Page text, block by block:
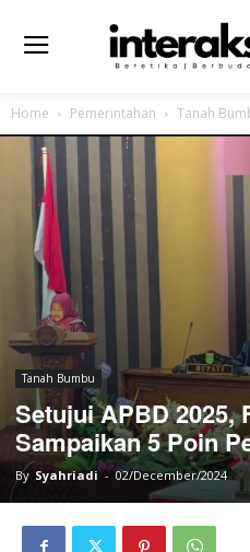
Home Pemerintahan Tanah
Tanah Bumbu
Setujui APBD 2025,
Sampaikan 5 Poin
By Syahriadi - 02/December/2024